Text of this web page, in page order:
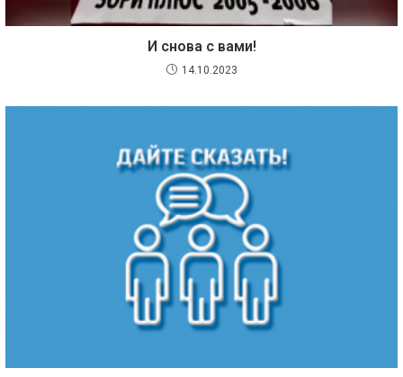
И снова с вами!
14.10.2023